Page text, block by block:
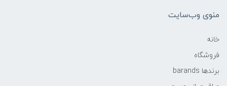
منوی وب‌سایت
خانه
فروشگاه
برندها barands